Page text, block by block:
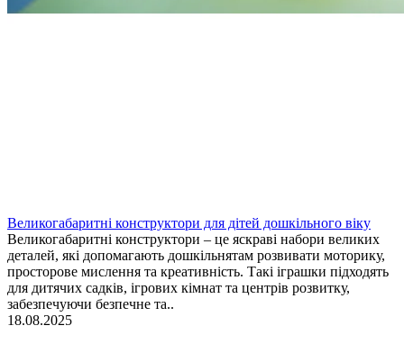
Великогабаритні конструктори для дітей дошкільного віку
Великогабаритні конструктори – це яскраві набори великих
деталей, які допомагають дошкільнятам розвивати моторику,
просторове мислення та креативність. Такі іграшки підходять
для дитячих садків, ігрових кімнат та центрів розвитку,
забезпечуючи безпечне та..
18.08.2025